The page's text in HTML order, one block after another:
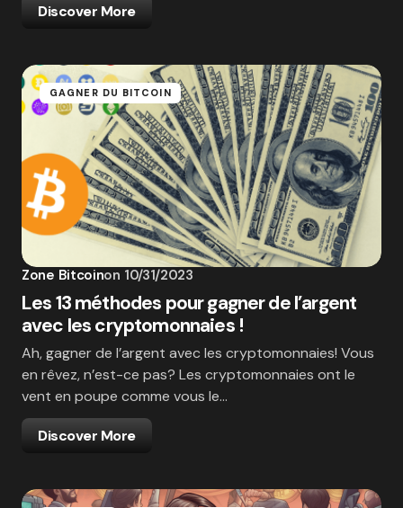
Discover More
GAGNER DU BITCOIN
Zone Bitcoinon 10/31/2023
Les 13 méthodes pour gagner de l’argent
avec les cryptomonnaies !
Ah, gagner de l’argent avec les cryptomonnaies! Vous
en rêvez, n’est-ce pas? Les cryptomonnaies ont le
vent en poupe comme vous le…
Discover More